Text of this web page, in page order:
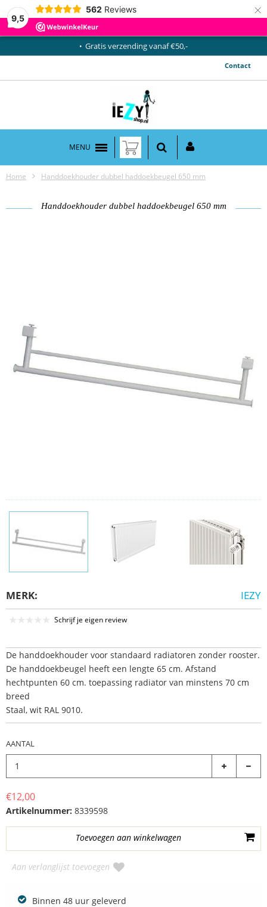
9,5
562 Reviews ×
Gratis verzending vanaf €50,-
Contact
MENU
Home Handdoekhouder dubbel haddoekbeugel 650 mm
Handdoekhouder dubbel haddoekbeugel 650 mm
MERK: IEZY
Schrijf je eigen review
De handdoekhouder voor standaard radiatoren zonder rooster.
De handdoekbeugel heeft een lengte 65 cm. Afstand
hechtpunten 60 cm. toepassing radiator van minstens 70 cm
breed
Staal, wit RAL 9010.
AANTAL
€12,00
Artikelnummer: 8339598
Aan verlanglijst toevoegen
Binnen 48 uur geleverd